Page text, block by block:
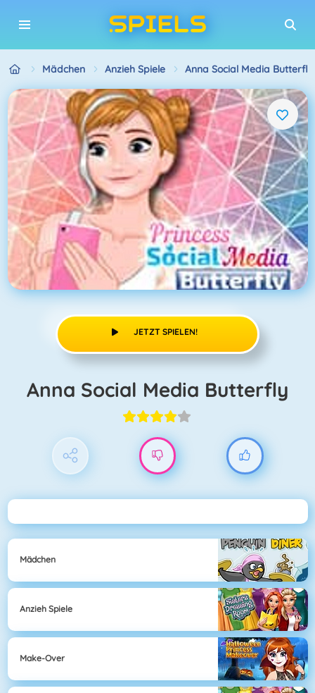
Mädchen Anzieh Spiele Anna Social Media Butterfly
JETZT SPIELEN!
Anna Social Media Butterfly
Mädchen
Anzieh Spiele
Make-Over